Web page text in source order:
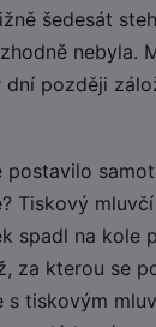
šedesát
nebyla.
dní později
postavilo
Tiskový
spadl na kole
za kterou se
s tiskovým